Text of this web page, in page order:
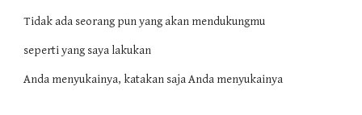
Tidak ada seorang pun yang akan mendukungmu
seperti yang saya lakukan
Anda menyukainya, katakan saja Anda menyukainya